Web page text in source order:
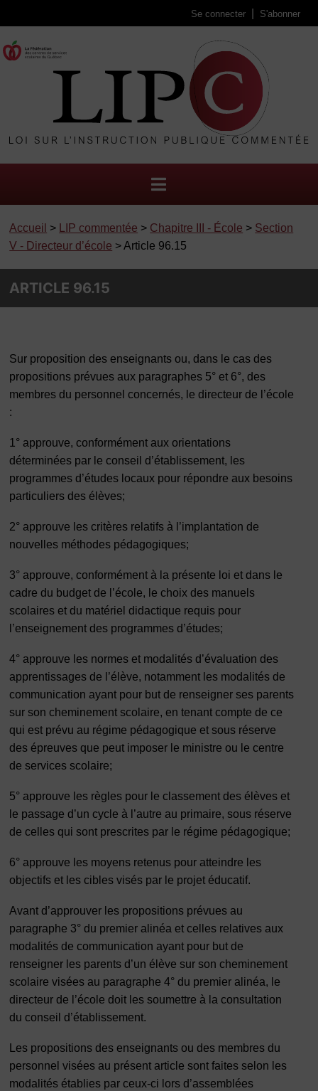
Se connecter S'abonner
Accueil > LIP commentée > Chapitre III - École > Section
V - Directeur d’école > Article 96.15
ARTICLE 96.15
Sur proposition des enseignants ou, dans le cas des
propositions prévues aux paragraphes 5° et 6°, des
membres du personnel concernés, le directeur de l’école
:
1° approuve, conformément aux orientations
déterminées par le conseil d’établissement, les
programmes d’études locaux pour répondre aux besoins
particuliers des élèves;
2° approuve les critères relatifs à l’implantation de
nouvelles méthodes pédagogiques;
3° approuve, conformément à la présente loi et dans le
cadre du budget de l’école, le choix des manuels
scolaires et du matériel didactique requis pour
l’enseignement des programmes d’études;
4° approuve les normes et modalités d’évaluation des
apprentissages de l’élève, notamment les modalités de
communication ayant pour but de renseigner ses parents
sur son cheminement scolaire, en tenant compte de ce
qui est prévu au régime pédagogique et sous réserve
des épreuves que peut imposer le ministre ou le centre
de services scolaire;
5° approuve les règles pour le classement des élèves et
le passage d’un cycle à l’autre au primaire, sous réserve
de celles qui sont prescrites par le régime pédagogique;
6° approuve les moyens retenus pour atteindre les
objectifs et les cibles visés par le projet éducatif.
Avant d’approuver les propositions prévues au
paragraphe 3° du premier alinéa et celles relatives aux
modalités de communication ayant pour but de
renseigner les parents d’un élève sur son cheminement
scolaire visées au paragraphe 4° du premier alinéa, le
directeur de l’école doit les soumettre à la consultation
du conseil d’établissement.
Les propositions des enseignants ou des membres du
personnel visées au présent article sont faites selon les
modalités établies par ceux-ci lors d’assemblées